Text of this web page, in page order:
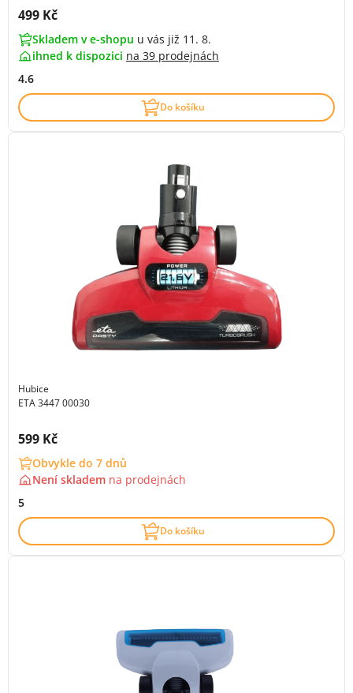
Cena s DPH:
499 Kč
Skladem v e-shopu u vás již 11. 8.
ihned k dispozici na 39 prodejnách
4.6
Do košíku
Hubice
ETA 3447 00030
Cena s DPH:
599 Kč
Obvykle do 7 dnů
Není skladem na prodejnách
5
Do košíku